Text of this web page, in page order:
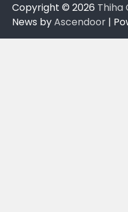
Copyright © 2026 Thiha
News byAscendoor |